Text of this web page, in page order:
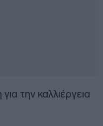
την καλλιέργεια